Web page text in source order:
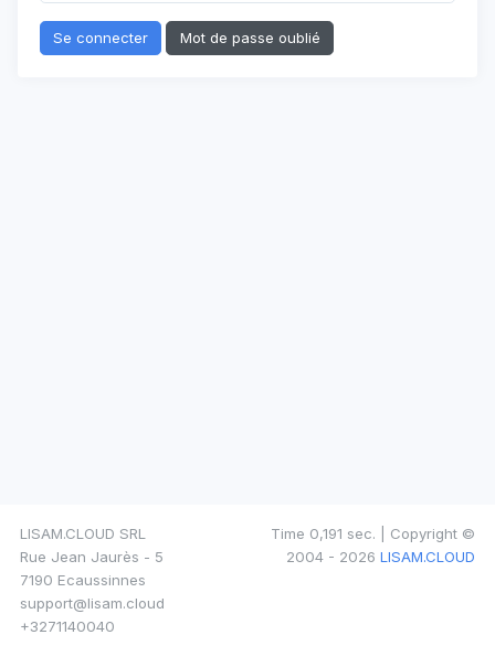
Se connecter Mot de passe oublié
LISAM.CLOUD SRL
Rue Jean Jaurès - 5
7190 Ecaussinnes
support@lisam.cloud
+3271140040
Time 0,191 sec. | Copyright ©
2004 - 2026 LISAM.CLOUD